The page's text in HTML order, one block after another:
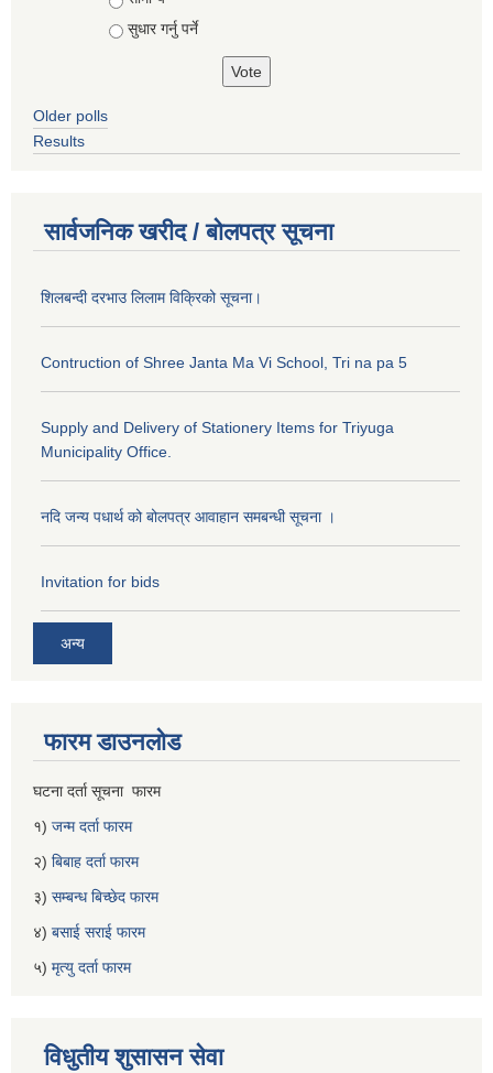
सुधार गर्नु पर्ने
Older polls
Results
सार्वजनिक खरीद / बोलपत्र सूचना
शिलबन्दी दरभाउ लिलाम विक्रिको सूचना।
Contruction of Shree Janta Ma Vi School, Tri na pa 5
Supply and Delivery of Stationery Items for Triyuga
Municipality Office.
नदि जन्य पधार्थ को बोलपत्र आवाहान समबन्धी सूचना ।
Invitation for bids
अन्य
फारम डाउनलोड
घटना दर्ता सूचना फारम
१) जन्म दर्ता फारम
२) बिबाह दर्ता फारम
३) सम्बन्ध बिच्छेद फारम
४) बसाई सराई फारम
५) मृत्यु दर्ता फारम
विधुतीय शुसासन सेवा